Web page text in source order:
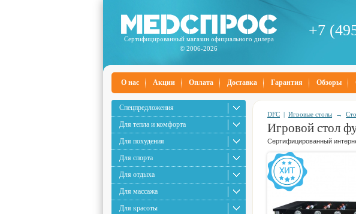
Сертифицированный магазин официального дилера
© 2006-2026
+7
О нас Акции Оплата Доставка Гарантия Обзоры
Спецпредложения
Для тепла и комфорта
Для похудения
Для спорта
Для отдыха
Для массажа
Для красоты
DFC | Игровые столы →
Игровой стол
Сертифицированный